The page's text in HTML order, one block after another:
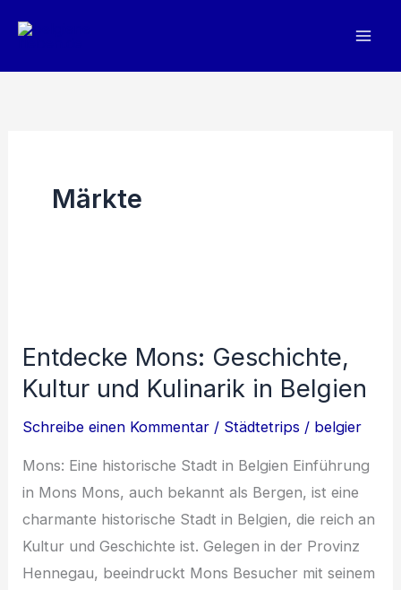
Inhalt
Märkte
Entdecke Mons: Geschichte,
Kultur und Kulinarik in Belgien
Schreibe einen Kommentar / Städtetrips / belgier
Mons: Eine historische Stadt in Belgien Einführung
in Mons Mons, auch bekannt als Bergen, ist eine
charmante historische Stadt in Belgien, die reich an
Kultur und Geschichte ist. Gelegen in der Provinz
Hennegau, beeindruckt Mons Besucher mit seinem